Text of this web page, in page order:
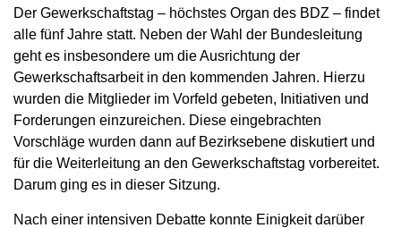
Der Gewerkschaftstag – höchstes Organ des BDZ – findet
alle fünf Jahre statt. Neben der Wahl der Bundesleitung
geht es insbesondere um die Ausrichtung der
Gewerkschaftsarbeit in den kommenden Jahren. Hierzu
wurden die Mitglieder im Vorfeld gebeten, Initiativen und
Forderungen einzureichen. Diese eingebrachten
Vorschläge wurden dann auf Bezirksebene diskutiert und
für die Weiterleitung an den Gewerkschaftstag vorbereitet.
Darum ging es in dieser Sitzung.
Nach einer intensiven Debatte konnte Einigkeit darüber